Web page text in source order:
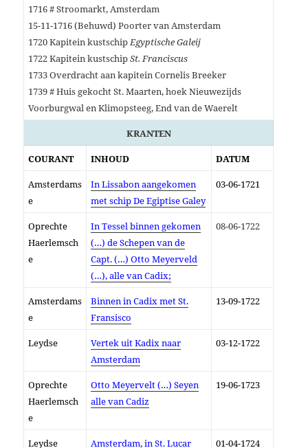
1716 # Stroomarkt, Amsterdam
15-11-1716 (Behuwd) Poorter van Amsterdam
1720 Kapitein kustschipEgyptische Galeij
1722 Kapitein kustschipSt. Franciscus
1733 Overdracht aan kapitein Cornelis Breeker
1739 # Huis gekocht St. Maarten, hoek Nieuwezijds
Voorburgwal en Klimopsteeg, End van de Waerelt
KRANTEN
COURANT INHOUD DATUM
Amsterdams
e
In Lissabon aangekomen
met schip De Egiptise Galey
03-06-1721
Oprechte
Haerlemsch
e
In Tessel binnen gekomen
(…) de Schepen van de
Capt. (…) Otto Meyerveld
(…), alle van Cadix;
08-06-1722
Amsterdams
e
Binnen in Cadix met St.
Fransisco
13-09-1722
Leydse
Vertek uit Kadix naar
Amsterdam
03-12-1722
Oprechte
Haerlemsch
e
Otto Meyervelt (…) Seyen
alle van Cadiz
19-06-1723
Leydse Amsterdam, in St. Lucar 01-04-1724